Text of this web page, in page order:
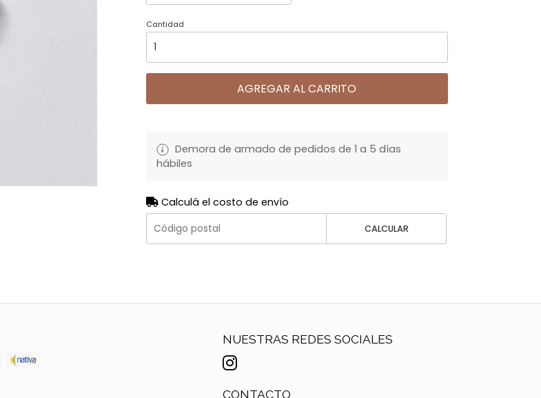
Cantidad
AGREGAR AL CARRITO
Demora de armado de pedidos de 1 a 5 días
hábiles
Calculá el costo de envío
CALCULAR
NUESTRAS REDES SOCIALES
CONTACTO